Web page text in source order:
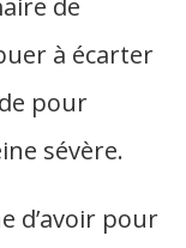
de
à écarter
pour
sévère.
d’avoir pour